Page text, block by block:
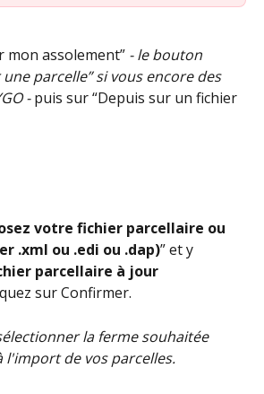
mon assolement” - le bouton
parcelle” si vous encore des
- puis sur “Depuis sur un fichier
votre fichier parcellaire ou
.xml ou .edi ou .dap)” et y
parcellaire à jour
sur Confirmer.
la ferme souhaitée
l'import de vos parcelles.